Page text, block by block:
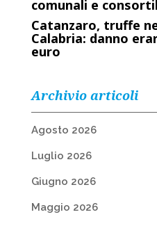
comunali e
Catanzaro, truffe
Calabria: danno
euro
Archivio articoli
Agosto 2026
Luglio 2026
Giugno 2026
Maggio 2026